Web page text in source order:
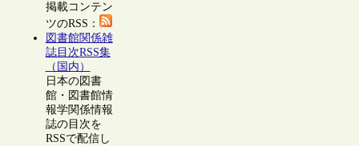
掲載コンテン
ツのRSS：
図書館関係雑
誌目次RSS集
（国内）
日本の図書
館・図書館情
報学関係情報
誌の目次を
RSSで配信し